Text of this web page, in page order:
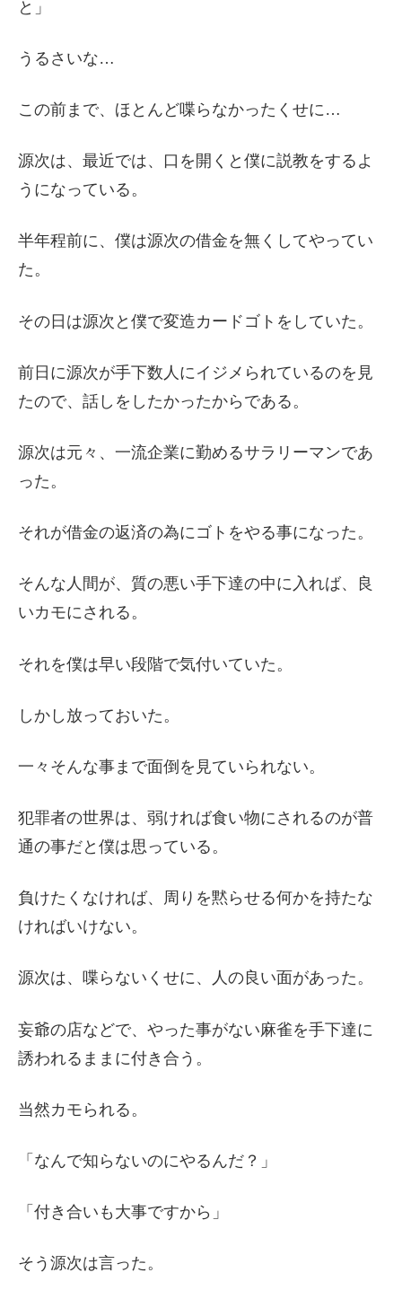
と」
うるさいな…
この前まで、ほとんど喋らなかったくせに…
源次は、最近では、口を開くと僕に説教をするよ
うになっている。
半年程前に、僕は源次の借金を無くしてやってい
た。
その日は源次と僕で変造カードゴトをしていた。
前日に源次が手下数人にイジメられているのを見
たので、話しをしたかったからである。
源次は元々、一流企業に勤めるサラリーマンであ
った。
それが借金の返済の為にゴトをやる事になった。
そんな人間が、質の悪い手下達の中に入れば、良
いカモにされる。
それを僕は早い段階で気付いていた。
しかし放っておいた。
一々そんな事まで面倒を見ていられない。
犯罪者の世界は、弱ければ食い物にされるのが普
通の事だと僕は思っている。
負けたくなければ、周りを黙らせる何かを持たな
ければいけない。
源次は、喋らないくせに、人の良い面があった。
妄爺の店などで、やった事がない麻雀を手下達に
誘われるままに付き合う。
当然カモられる。
「なんで知らないのにやるんだ？」
「付き合いも大事ですから」
そう源次は言った。